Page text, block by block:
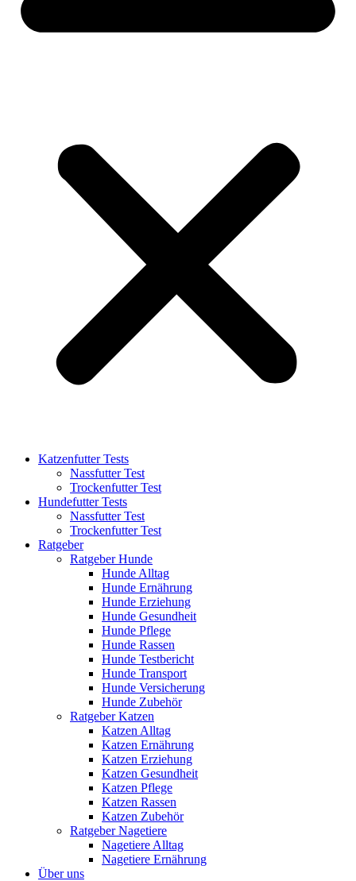
Katzenfutter Tests
Nassfutter Test
Trockenfutter Test
Hundefutter Tests
Nassfutter Test
Trockenfutter Test
Ratgeber
Ratgeber Hunde
Hunde Alltag
Hunde Ernährung
Hunde Erziehung
Hunde Gesundheit
Hunde Pflege
Hunde Rassen
Hunde Testbericht
Hunde Transport
Hunde Versicherung
Hunde Zubehör
Ratgeber Katzen
Katzen Alltag
Katzen Ernährung
Katzen Erziehung
Katzen Gesundheit
Katzen Pflege
Katzen Rassen
Katzen Zubehör
Ratgeber Nagetiere
Nagetiere Alltag
Nagetiere Ernährung
Über uns